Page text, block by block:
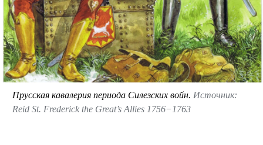
Прусская кавалерия периода Силезских войн. Источник:
Reid St. Frederick the Great’s Allies 1756−1763